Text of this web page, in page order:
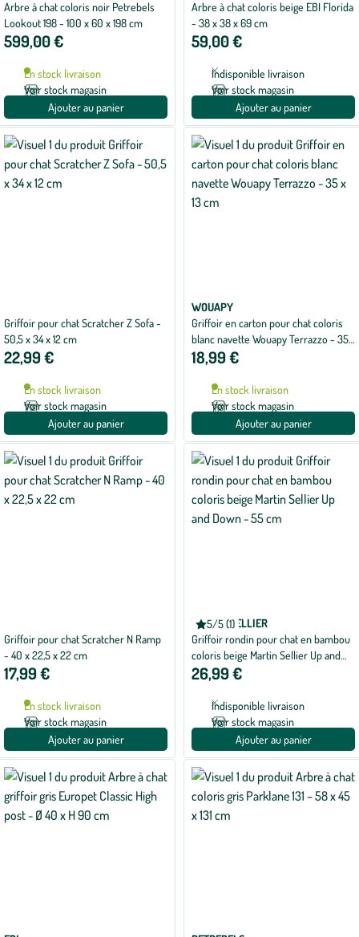
Arbre à chat coloris noir Petrebels
Lookout 198 - 100 x 60 x 198 cm
599,00 €
En stock livraison
Voir stock magasin
Ajouter au panier
Arbre à chat coloris beige EBI Florida
- 38 x 38 x 69 cm
59,00 €
Indisponible livraison
Voir stock magasin
Ajouter au panier
Griffoir pour chat Scratcher Z Sofa -
50,5 x 34 x 12 cm
22,99 €
En stock livraison
Voir stock magasin
Ajouter au panier
WOUAPY
Griffoir en carton pour chat coloris
blanc navette Wouapy Terrazzo - 35
x 13 cm
18,99 €
En stock livraison
Voir stock magasin
Ajouter au panier
Griffoir pour chat Scratcher N Ramp
- 40 x 22,5 x 22 cm
17,99 €
En stock livraison
Voir stock magasin
Ajouter au panier
5/5 (1)
Note
moyenne
de
5
sur
MARTIN SELLIER
Griffoir rondin pour chat en bambou
coloris beige Martin Sellier Up and
Down - 55 cm
26,99 €
Indisponible livraison
Voir stock magasin
Ajouter au panier